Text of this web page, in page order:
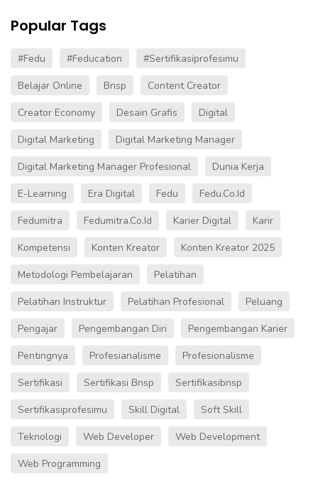
Popular Tags
#fedu #Feducation
#sertifikasiprofesimu
Belajar Online
Bnsp
Content Creator
Creator Economy
Desain Grafis
Digital
Digital Marketing
Digital Marketing Manager
Digital Marketing Manager Profesional
Dunia Kerja
E-Learning
Era Digital Fedu
Fedu.co.id
Fedumitra
Fedumitra.co.id Karier Digital
Karir
Kompetensi
Konten Kreator
Konten Kreator 2025
Metodologi Pembelajaran
Pelatihan
Pelatihan Instruktur
Pelatihan Profesional
Peluang
Pengajar
Pengembangan Diri
Pengembangan Karier
Pentingnya
Profesianalisme
Profesionalisme
Sertifikasi
Sertifikasi Bnsp
Sertifikasibnsp
Sertifikasiprofesimu
Skill Digital
Soft Skill
Teknologi
Web Developer
Web Development
Web Programming